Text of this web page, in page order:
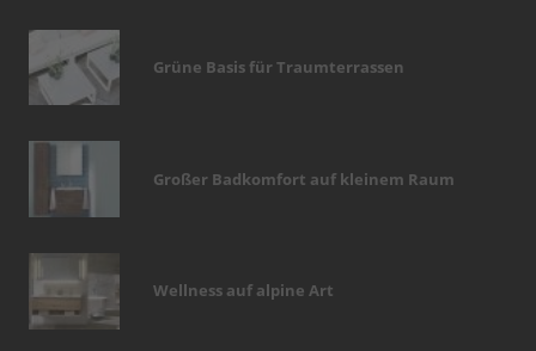
Grüne Basis für Traumterrassen
Großer Badkomfort auf kleinem Raum
Wellness auf alpine Art